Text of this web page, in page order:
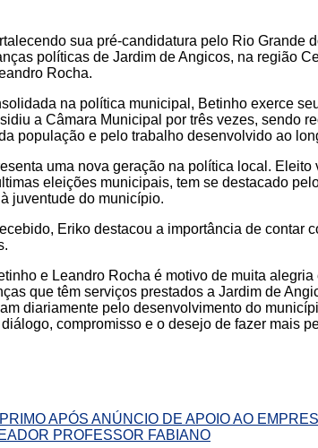
sua pré-candidatura pelo Rio Grande
políticas de Jardim de Angicos, na região
Rocha.
na política municipal, Betinho exerce
a Câmara Municipal por três vezes, sendo
população e pelo trabalho desenvolvido ao
uma nova geração na política local. Eleito
eleições municipais, tem se destacado
juventude do município.
Eriko destacou a importância de contar
e Leandro Rocha é motivo de muita
que têm serviços prestados a Jardim de
diariamente pelo desenvolvimento do
compromisso e o desejo de fazer mais
APÓS ANÚNCIO DE APOIO AO
PROFESSOR FABIANO